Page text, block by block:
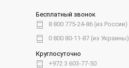
Бесплатный звонок
8 800 775-24-86 (из России)
0 800 80-11-87 (из Украины)
Круглосуточно
+972 3 603-77-50